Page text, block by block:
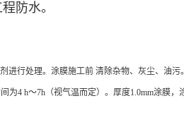
防水。
进行处理。涂膜施工前 清除杂物、灰尘、油污。
4 h～7h（视气温而定）。厚度1.0mm涂膜，